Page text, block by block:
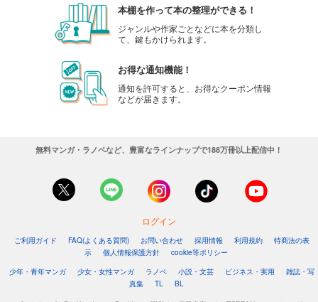
本棚を作って本の整理ができる！
ジャンルや作家ごとなどに本を分類し
て、鍵もかけられます。
お得な通知機能！
通知を許可すると、お得なクーポン情報
などが届きます。
無料マンガ・ラノベなど、豊富なラインナップで188万冊以上配信中！
ログイン
ご利用ガイド FAQ(よくある質問) お問い合わせ 採用情報 利用規約
特商法の表
示
個人情報保護方針
cookie等ポリシー
少年・青年マンガ
少女・女性マンガ ラノベ 小説・文芸 ビジネス・実用
雑誌・写
真集
TL BL